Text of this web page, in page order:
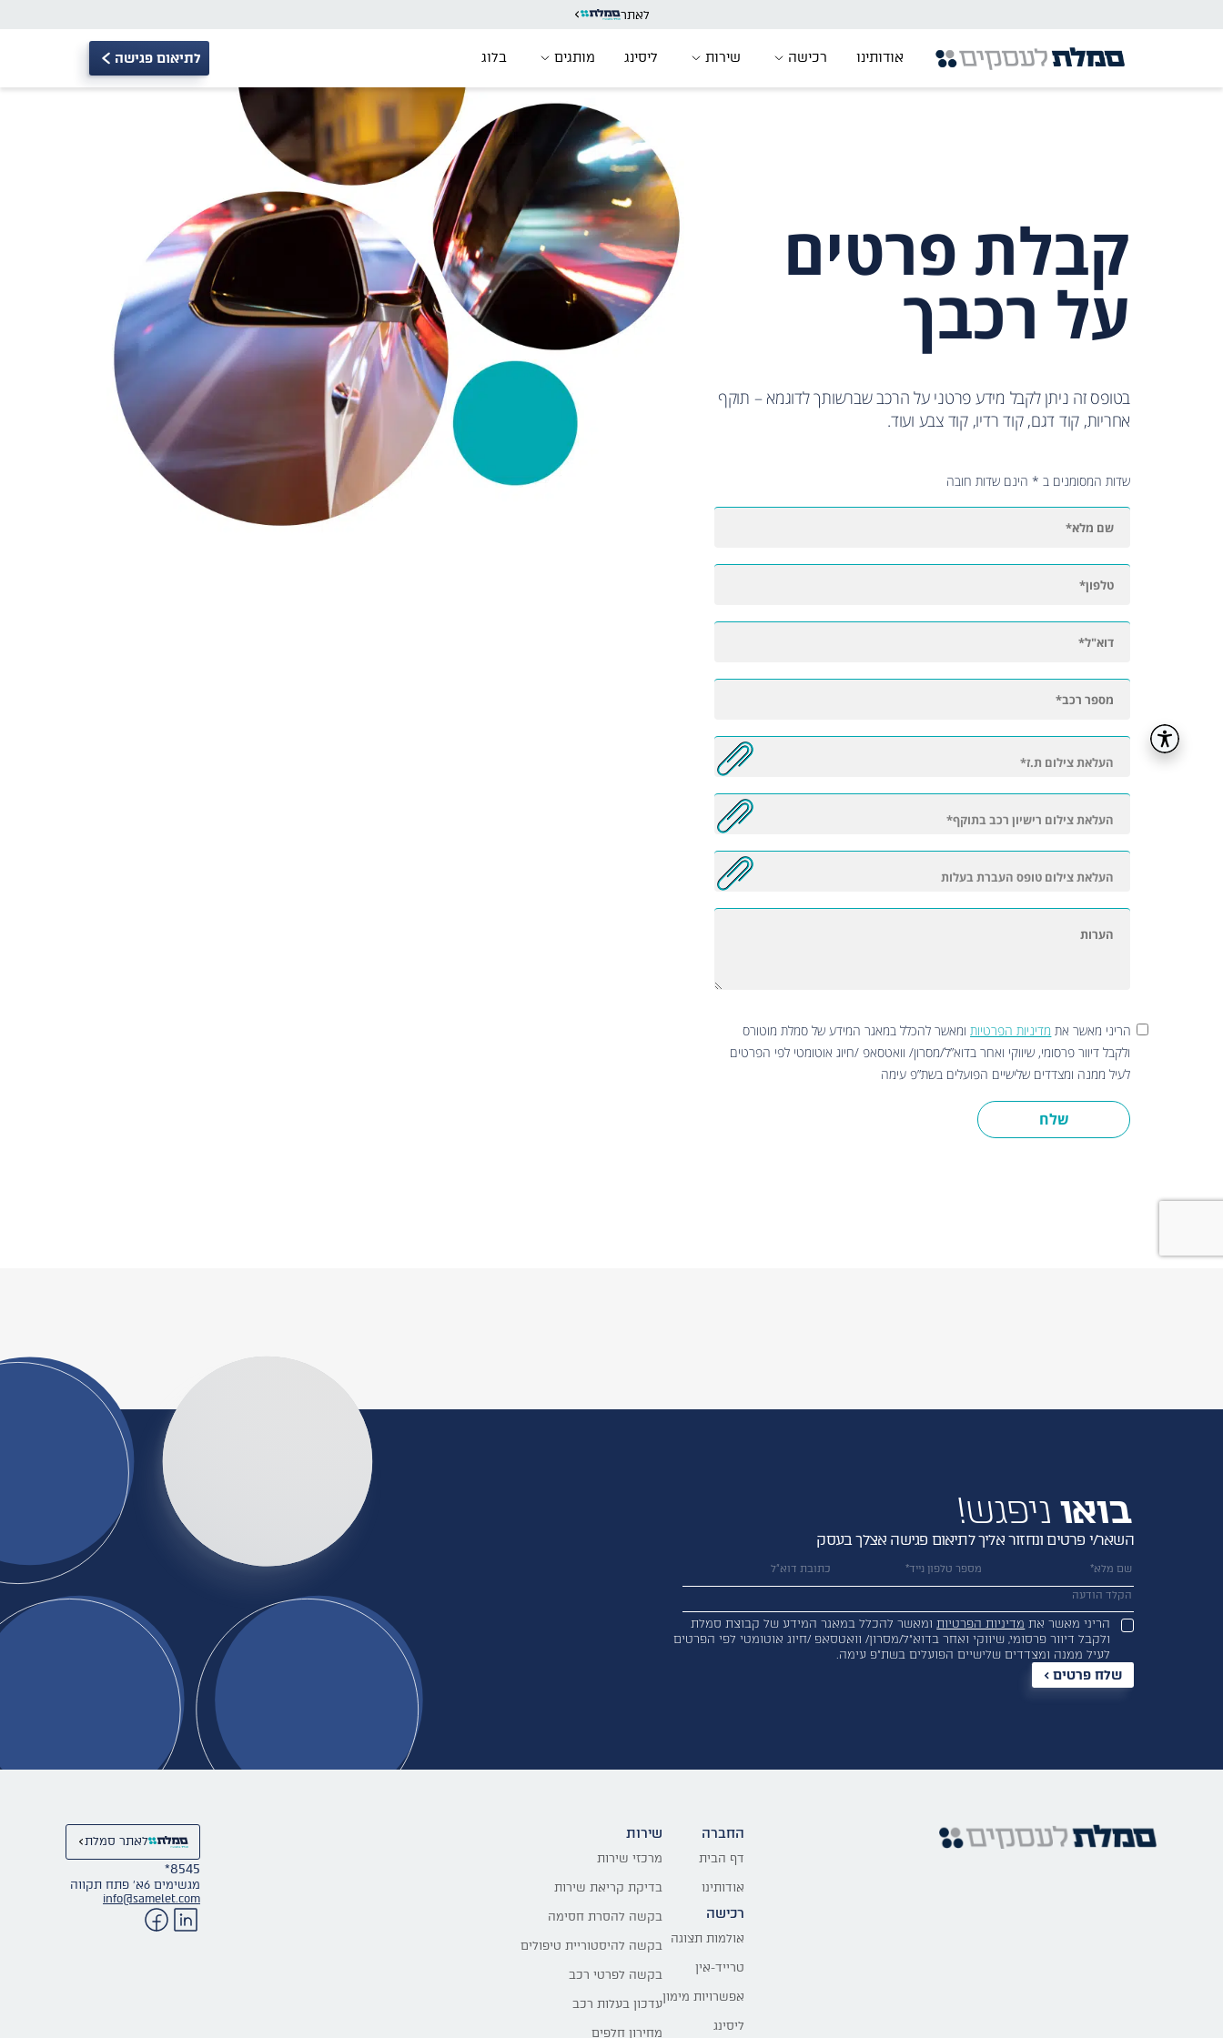
לאתר
אודותינו רכישה שירות ליסינג מותגים בלוג לתיאום פגישה
בואוניפגש!
השאר/י פרטים ונחזור אליך לתיאום פגישה אצלך בעסק
הריני מאשר את מדיניות הפרטיותומאשר להכלל במאגר המידע של קבוצת סמלת
ולקבל דיוור פרסומי, שיווקי ואחר בדוא”ל/מסרון/ וואטסאפ /חיוג אוטומטי לפי הפרטים
לעיל ממנה ומצדדים שלישיים הפועלים בשת”פ עימה.
החברה
דף הבית
אודותינו
רכישה
אולמות תצוגה
טרייד-אין
אפשרויות מימון
ליסינג
שירות
מרכזי שירות
בדיקת קריאת שירות
בקשה להסרת חסימה
בקשה להיסטוריית טיפולים
בקשה לפרטי רכב
עדכון בעלות רכב
מחירון חלפים
*8545
מגשימים 6א׳ פתח תקווה
info@samelet.com
לאתר סמלת